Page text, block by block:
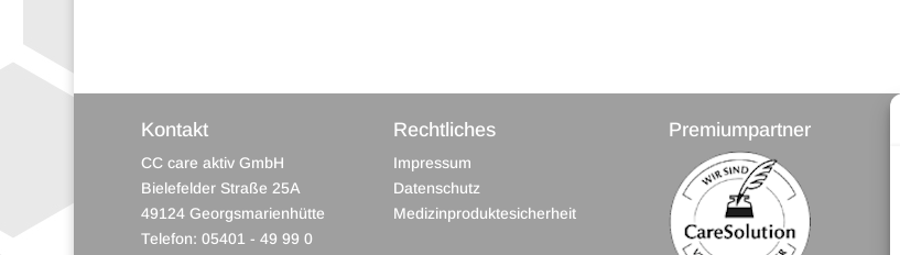
Kontakt
CC care aktiv GmbH
Bielefelder Straße 25A
49124 Georgsmarienhütte
Telefon: 05401 - 49 99 0
Rechtliches
Impressum
Datenschutz
Medizinproduktesicherheit
Premiumpartner